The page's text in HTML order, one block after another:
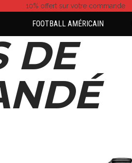
10% offert sur votre commande
FOOTBALL AMÉRICAIN
DE